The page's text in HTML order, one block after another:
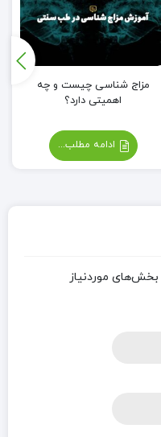
مزاج شناسی چیست و چه
اهمیتی دارد؟
ادامه مطلب...
بخش‌های موردنیاز